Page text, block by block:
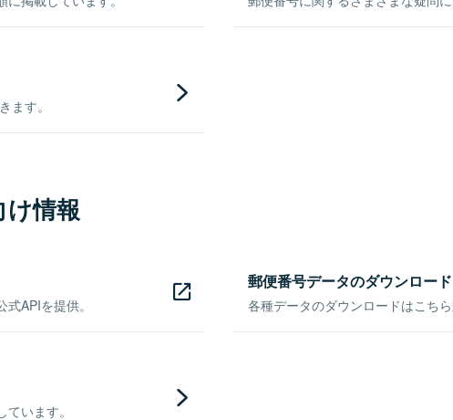
ます。
情報
APIを提供。
郵便番号データのダウンロード
各種データのダウンロードはこち
います。